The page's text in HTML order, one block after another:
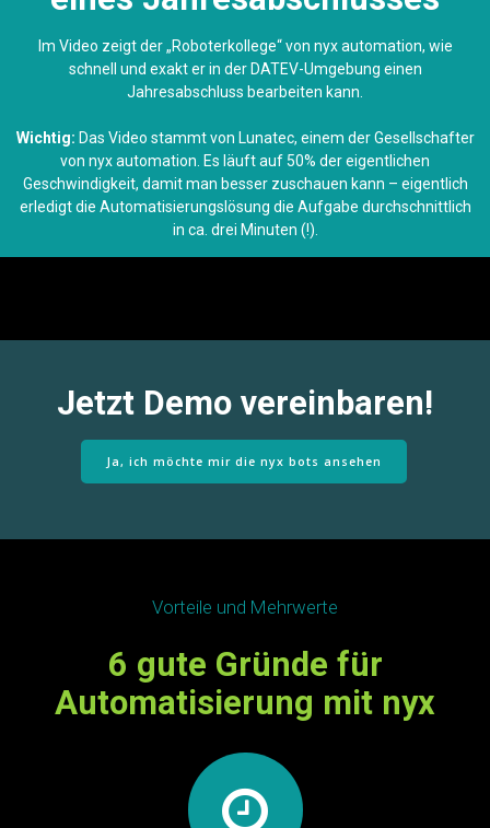
Im Video zeigt der „Roboterkollege“ von nyx automation, wie
schnell und exakt er in der DATEV-Umgebung einen
Jahresabschluss bearbeiten kann.
Wichtig: Das Video stammt von Lunatec, einem der Gesellschafter
von nyx automation. Es läuft auf 50% der eigentlichen
Geschwindigkeit, damit man besser zuschauen kann – eigentlich
erledigt die Automatisierungslösung die Aufgabe durchschnittlich
in ca. drei Minuten (!).
Jetzt Demo vereinbaren!
Ja, ich möchte mir die nyx bots ansehen
Vorteile und Mehrwerte
6 gute Gründe für
Automatisierung mit nyx